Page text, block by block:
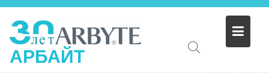
АРБАЙТ